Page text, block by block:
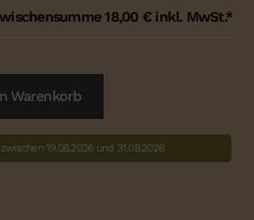
18,00 €inkl. MwSt.*
Warenkorb
19.08.2026 und 31.08.2026